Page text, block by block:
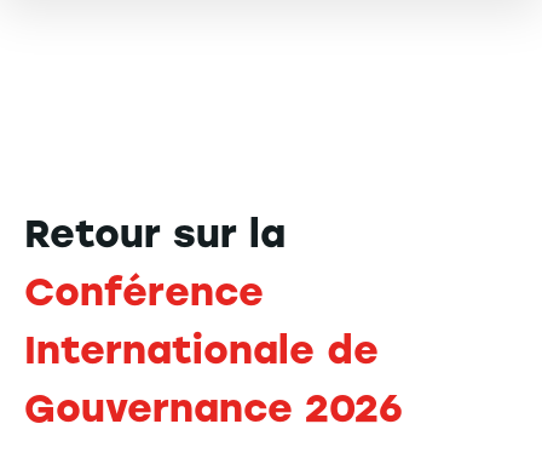
Retour sur la
Conférence
Internationale de
Gouvernance 2026